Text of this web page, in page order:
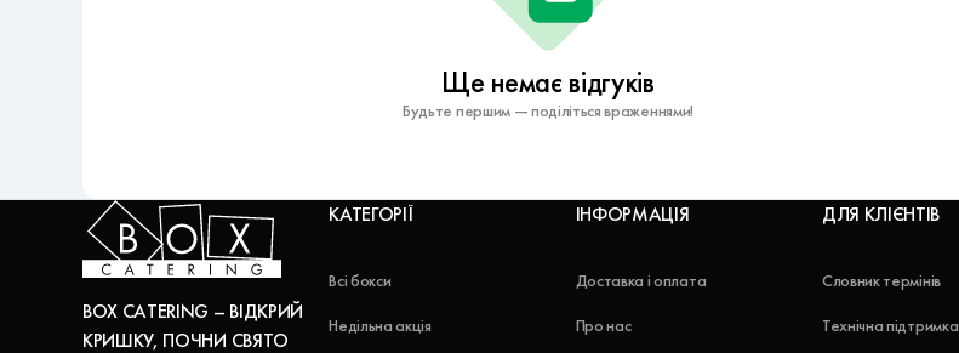
Ще немає відгуків
Будьте першим — поділіться враженнями!
BOX CATERING – ВІДКРИЙ
КРИШКУ, ПОЧНИ СВЯТО
КАТЕГОРІЇ
Всі бокси
Недільна акція
ІНФОРМАЦІЯ
Доставка і оплата
Про нас
ДЛЯ КЛІЄНТІВ
Словник термінів
Технічна підтримка